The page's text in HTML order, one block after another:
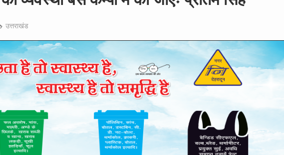
उत्तराखंड